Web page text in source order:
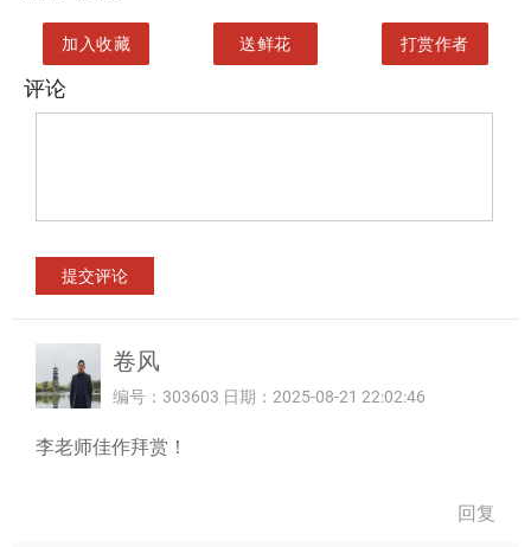
加入收藏 送鲜花 打赏作者
评论
卷风
编号：303603 日期：2025-08-21 22:02:46
李老师佳作拜赏！
回复